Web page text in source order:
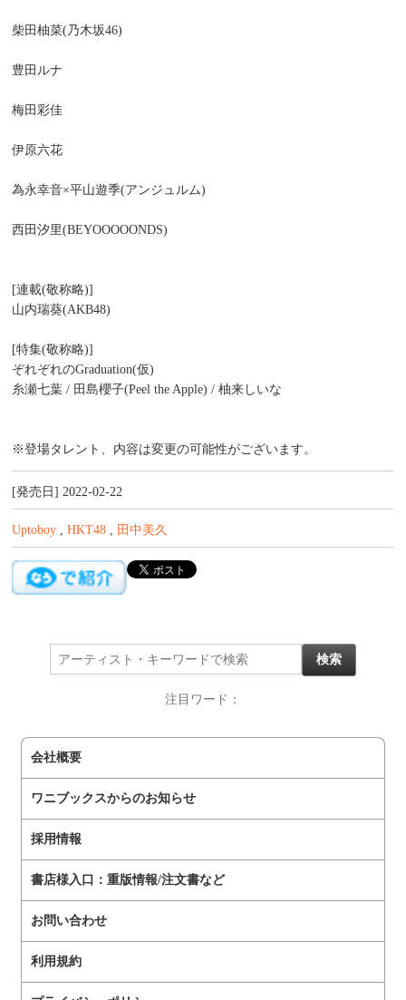
柴田柚菜(乃木坂46)
豊田ルナ
梅田彩佳
伊原六花
為永幸音×平山遊季(アンジュルム)
西田汐里(BEYOOOOONDS)
[連載(敬称略)]
山内瑞葵(AKB48)
[特集(敬称略)]
ぞれぞれのGraduation(仮)
糸瀬七葉 / 田島櫻子(Peel the Apple) / 柚来しいな
※登場タレント、内容は変更の可能性がございます。
[発売日] 2022-02-22
Uptoboy , HKT48 , 田中美久
注目ワード：
会社概要
ワニブックスからのお知らせ
採用情報
書店様入口：重版情報/注文書など
お問い合わせ
利用規約